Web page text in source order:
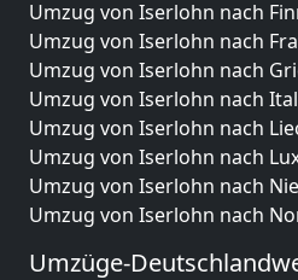
Umzug von Iserlohn nach
Umzug von Iserlohn nach
Umzug von Iserlohn nach
Umzug von Iserlohn nach
Umzug von Iserlohn nach
Umzug von Iserlohn nach
Umzug von Iserlohn nach
Umzug von Iserlohn nach
Umzüge-